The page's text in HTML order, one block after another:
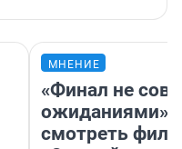
МНЕНИЕ
«Финал не
ожиданиями»:
смотреть